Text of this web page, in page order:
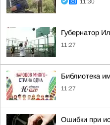
11:30
Губернатор
11:27
Библиотека
11:27
Ошибки при